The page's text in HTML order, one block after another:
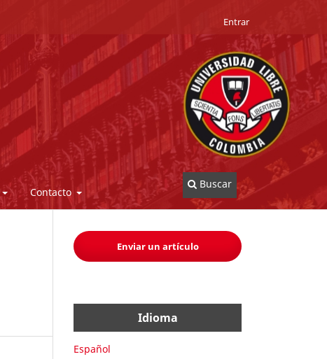
Contacto
Buscar
Entrar
Enviar un artículo
Idioma
Español